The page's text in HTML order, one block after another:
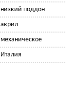
низкий поддон
акрил
механическое
Италия